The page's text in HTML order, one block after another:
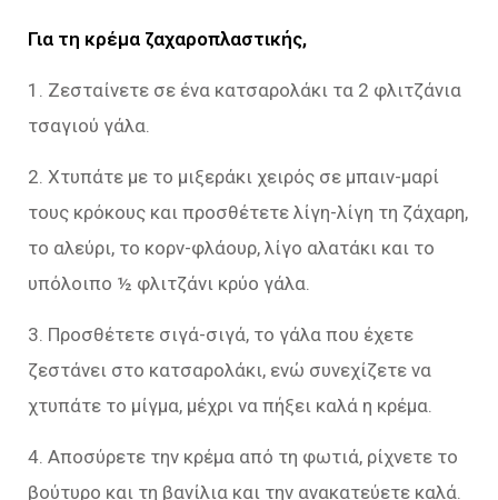
Για τη κρέμα ζαχαροπλαστικής,
1. Ζεσταίνετε σε ένα κατσαρολάκι τα 2 φλιτζάνια
τσαγιού γάλα.
2. Χτυπάτε με το μιξεράκι χειρός σε μπαιν-μαρί
τους κρόκους και προσθέτετε λίγη-λίγη τη ζάχαρη,
το αλεύρι, το κορν-φλάουρ, λίγο αλατάκι και το
υπόλοιπο ½ φλιτζάνι κρύο γάλα.
3. Προσθέτετε σιγά-σιγά, το γάλα που έχετε
ζεστάνει στο κατσαρολάκι, ενώ συνεχίζετε να
χτυπάτε το μίγμα, μέχρι να πήξει καλά η κρέμα.
4. Αποσύρετε την κρέμα από τη φωτιά, ρίχνετε το
βούτυρο και τη βανίλια και την ανακατεύετε καλά.